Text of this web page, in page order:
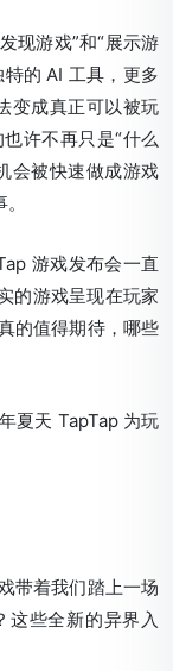
现游戏”和“展示游
的 AI 工具，更多
变成真正可以被玩
许不再只是“什么
会被快速做成游戏
游戏发布会一直
的游戏呈现在玩家
的值得期待，哪些
夏天 TapTap 为玩
带着我们踏上一场
这些全新的异界入